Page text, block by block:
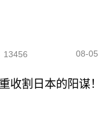
13456 08-05
收割日本的阳谋！